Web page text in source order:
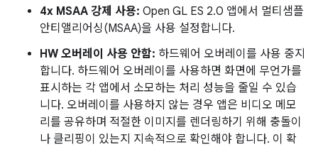
4x MSAA 강제 사용: Open GL ES 2.0 앱에서 멀티샘플
안티앨리어싱(MSAA)을 사용 설정합니다.
HW 오버레이 사용 안함: 하드웨어 오버레이를 사용 중지
합니다. 하드웨어 오버레이를 사용하면 화면에 무언가를
표시하는 각 앱에서 소모하는 처리 성능을 줄일 수 있습
니다. 오버레이를 사용하지 않는 경우 앱은 비디오 메모
리를 공유하며 적절한 이미지를 렌더링하기 위해 충돌이
나 클리핑이 있는지 지속적으로 확인해야 합니다. 이 확